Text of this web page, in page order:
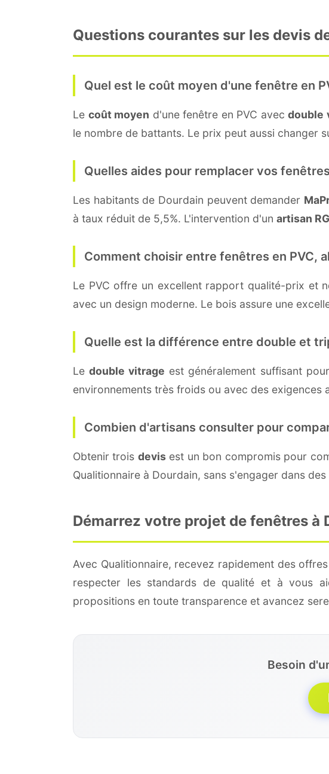
Questions courantes sur les devis
Quel est le coût moyen d'une fenêtre en
Le coût moyen d'une fenêtre en PVC avecdouble
le nombre de battants. Le prix peut aussi changer
Quelles aides pour remplacer vos
Les habitants de Dourdain peuvent demander
à taux réduit de 5,5%. L'intervention d'un artisan
Comment choisir entre fenêtres en PVC,
Le PVC offre un excellent rapport qualité-prix et
avec un design moderne. Le bois assure une
Quelle est la différence entre double et
Ledouble vitrage est généralement suffisant
environnements très froids ou avec des exigences
Combien d'artisans consulter pour
Obtenir trois devisest un bon compromis pour
Qualitionnaire à Dourdain, sans s'engager dans
Démarrez votre projet de fenêtres à
Avec Qualitionnaire, recevez rapidement des
respecter les standards de qualité et à vous
propositions en toute transparence et avancez
Besoin